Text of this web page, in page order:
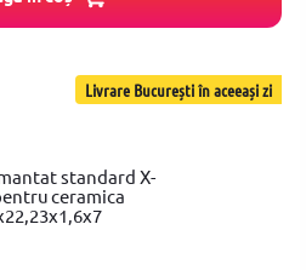
Livrare București în aceeași zi